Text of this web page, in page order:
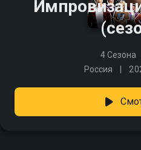
4 Сезона
Россия